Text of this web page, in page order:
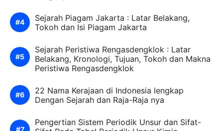
Sejarah Piagam Jakarta : Latar Belakang,
Tokoh dan Isi Piagam Jakarta
Sejarah Peristiwa Rengasdengklok : Latar
Belakang, Kronologi, Tujuan, Tokoh dan Makna
Peristiwa Rengasdengklok
22 Nama Kerajaan di Indonesia lengkap
Dengan Sejarah dan Raja-Raja nya
Pengertian Sistem Periodik Unsur dan Sifat-